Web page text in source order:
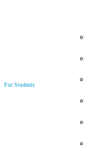
For Students